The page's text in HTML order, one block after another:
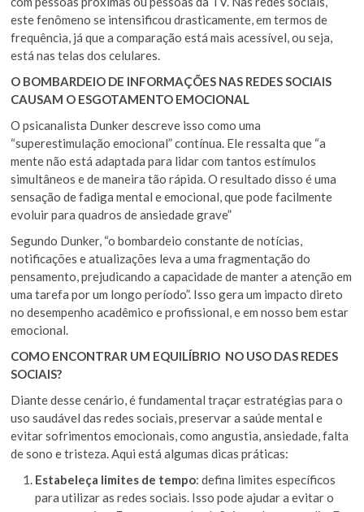
este fenômeno se intensificou drasticamente, em termos de
frequência, já que a comparação está mais acessível, ou seja,
está nas telas dos celulares.
O BOMBARDEIO DE INFORMAÇÕES NAS REDES SOCIAIS
CAUSAM O ESGOTAMENTO EMOCIONAL
O psicanalista Dunker descreve isso como uma
“superestimulação emocional” contínua. Ele ressalta que “a
mente não está adaptada para lidar com tantos estímulos
simultâneos e de maneira tão rápida. O resultado disso é uma
sensação de fadiga mental e emocional, que pode facilmente
evoluir para quadros de ansiedade grave”
Segundo Dunker, “o bombardeio constante de notícias,
notificações e atualizações leva a uma fragmentação do
pensamento, prejudicando a capacidade de manter a atenção em
uma tarefa por um longo período”. Isso gera um impacto direto
no desempenho acadêmico e profissional, e em nosso bem estar
emocional.
COMO ENCONTRAR UM EQUILÍBRIO NO USO DAS REDES
SOCIAIS?
Diante desse cenário, é fundamental traçar estratégias para o
uso saudável das redes sociais, preservar a saúde mental e
evitar sofrimentos emocionais, como angustia, ansiedade, falta
de sono e tristeza. Aqui está algumas dicas práticas:
Estabeleça limites de tempo: defina limites específicos
para utilizar as redes sociais. Isso pode ajudar a evitar o